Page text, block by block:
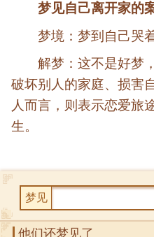
梦见自己离开家的
梦境：梦到自己哭
解梦：这不是好梦
破坏别人的家庭、损害
人而言，则表示恋爱旅
生。
梦见
他们还梦见了